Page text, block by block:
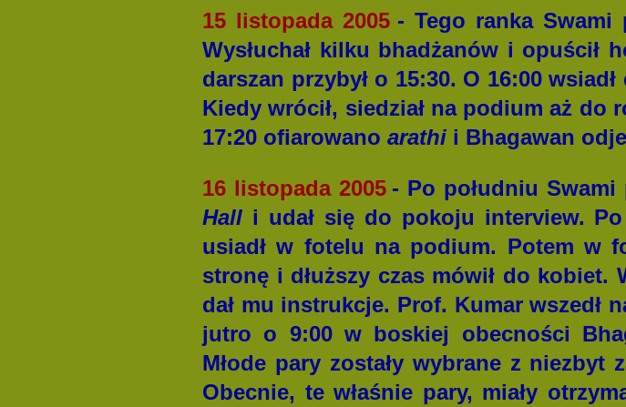
15 listopada 2005 - Tego ranka Swami
Wysłuchał kilku bhadżanów i opuścił
darszan przybył o 15:30. O 16:00
Kiedy wrócił, siedział na podium aż do
17:20 ofiarowano arathi i Bhagawan
16 listopada 2005 - Po południu Swami
Hall i udał się do pokoju interview.
usiadł w fotelu na podium. Potem w
stronę i dłuższy czas mówił do kobiet.
dał mu instrukcje. Prof. Kumar wszedł
jutro o 9:00 w boskiej obecności
Młode pary zostały wybrane z
Obecnie, te właśnie pary, miały